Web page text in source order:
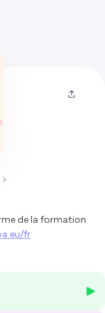
de la formation
fr
c'était simplement
nous marchons